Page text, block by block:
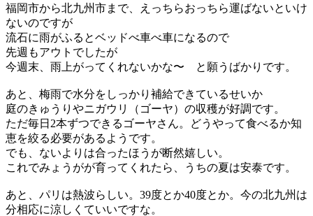
福岡市から北九州市まで、えっちらおっちら運ばないといけ
ないのですが
流石に雨がふるとベッドべ車べ車になるので
先週もアウトでしたが
今週末、雨上がってくれないかな〜 と願うばかりです。
あと、梅雨で水分をしっかり補給できているせいか
庭のきゅうりやニガウリ（ゴーヤ）の収穫が好調です。
ただ毎日2本ずつできるゴーヤさん。どうやって食べるか知
恵を絞る必要があるようです。
でも、ないよりは合ったほうが断然嬉しい。
これでみょうがが育ってくれたら、うちの夏は安泰です。
あと、パリは熱波らしい。39度とか40度とか。今の北九州は
分相応に涼しくていいですな。